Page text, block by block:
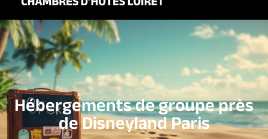
Hébergements de groupe près
de Disneyland Paris